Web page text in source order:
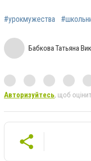
#урокмужества
Бабкова Татьяна
Авторизуйтесь, щоб